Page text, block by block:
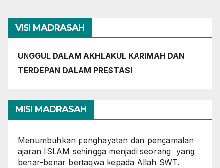
VISI MADRASAH
UNGGUL DALAM AKHLAKUL KARIMAH DAN
TERDEPAN DALAM PRESTASI
MISI MADRASAH
Menumbuhkan penghayatan dan pengamalan
ajaran ISLAM sehingga menjadi seorang yang
benar-benar bertaqwa kepada Allah SWT.